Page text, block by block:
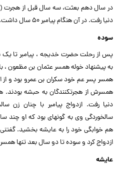
دنیا رفت. در آن هنگام پیامبر ۵۰ سال داشت.
سوده
پس از رحلت‏ حضرت خدیجه ، پیامبر تا یک
به پیشنهاد خوله همسر عثمان بن مظعون ،
همسر پسر عم خود سکران بن عمرو بود و از
همسرش از هجرت‏کنندگان به حبشه
دنیا رفت. ازدواج پیامبر با چنان زن
سالخوردگى وى به گونه‏اى بود که او چند
ازدواج کرد و سوده تا دو سال بعد تنها همسر
عایشه